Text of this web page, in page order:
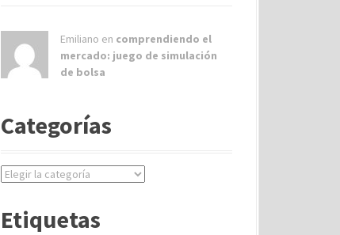
Emiliano en comprendiendo el
mercado: juego de simulación
de bolsa
Categorías
C
e
Etiquetas